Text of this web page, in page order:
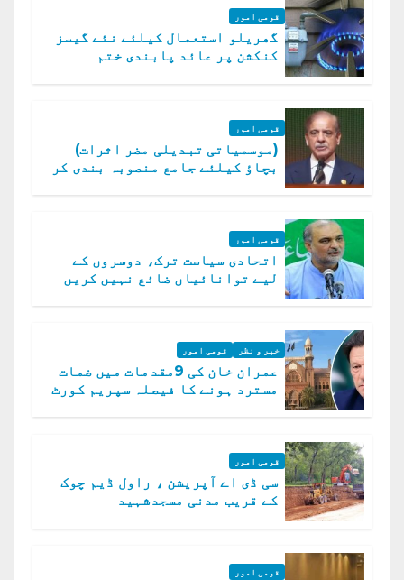
قومی امور
گھریلو استعمال کیلئے نئے گیسز
کنکشن پر عائد پابندی ختم
قومی امور
(موسمیاتی تبدیلی مضر اثرات)
بچاؤ کیلئے جامع منصوبہ بندی کر
قومی امور
اتحادی سیاست ترک، دوسروں کے
لیے توانائیاں ضائع نہیں کریں
خبر و نظر قومی امور
عمران خان کی 9مقدمات میں ضمات
مسترد ہونے کا فیصلہ سپریم کورٹ
قومی امور
سی ڈی اے آپریشن ، راول ڈیم چوک
کے قریب مدنی مسجدشہید
قومی امور